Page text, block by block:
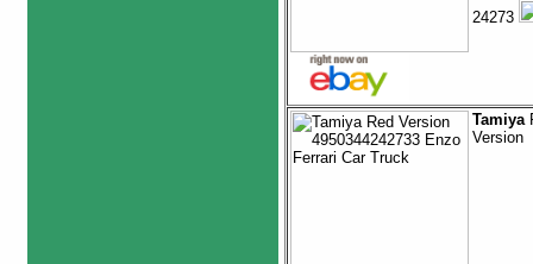
24273
Tamiya
Version